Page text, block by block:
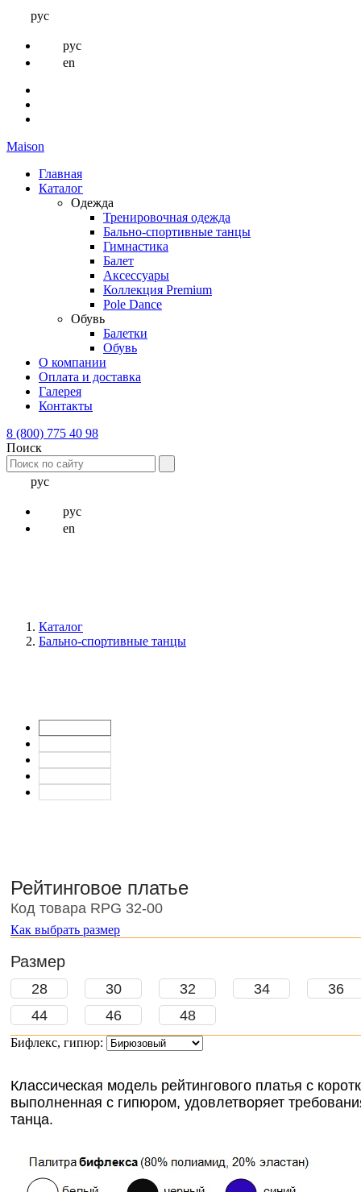
рус
рус
en
Maison
Главная
Каталог
Одежда
Тренировочная одежда
Бально-спортивные танцы
Гимнастика
Балет
Аксессуары
Коллекция Premium
Pole Dance
Обувь
Балетки
Обувь
О компании
Оплата и доставка
Галерея
Контакты
8 (800) 775 40 98
Поиск
рус
рус
en
Каталог
Бально-спортивные танцы
Рейтинговое платье
Код товара RPG 32-00
Как выбрать размер
Размер
28 30 32 34
36
44
46 48
Бифлекс, гипюр:
Классическая модель рейтингового платья с
выполненная с гипюром, удовлетворяет
танца.